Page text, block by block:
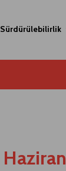
Sürdürülebilirlik